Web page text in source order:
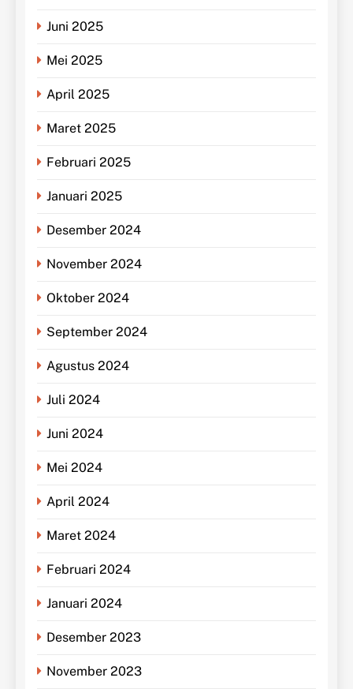
Juni 2025
Mei 2025
April 2025
Maret 2025
Februari 2025
Januari 2025
Desember 2024
November 2024
Oktober 2024
September 2024
Agustus 2024
Juli 2024
Juni 2024
Mei 2024
April 2024
Maret 2024
Februari 2024
Januari 2024
Desember 2023
November 2023